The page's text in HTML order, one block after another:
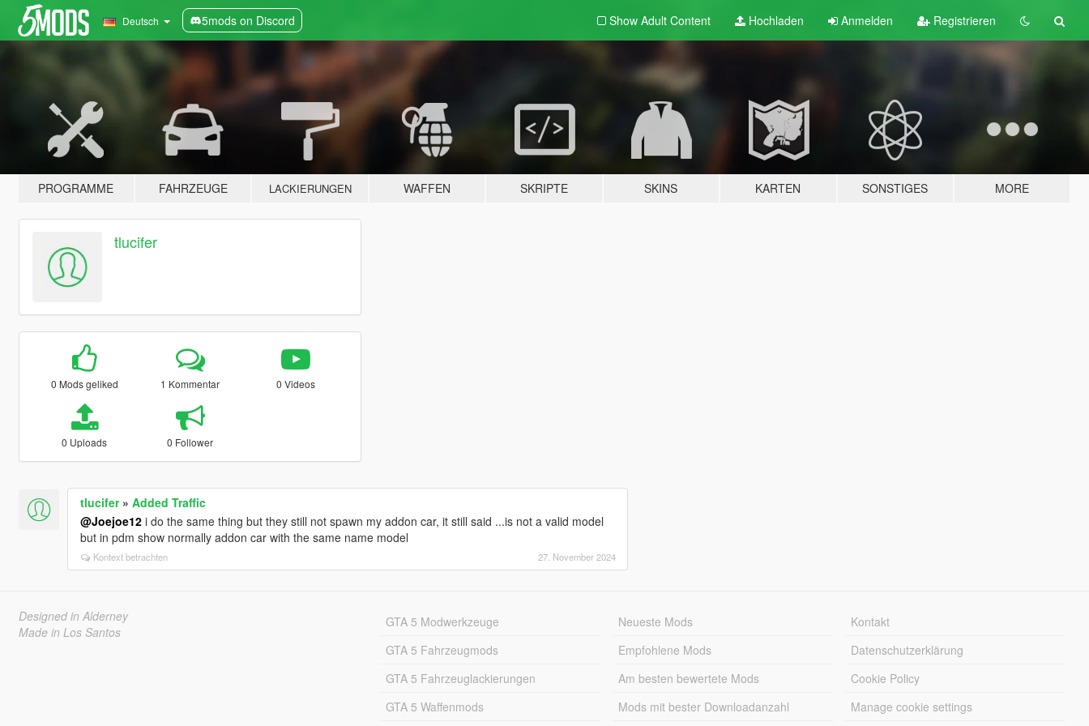
Deutsch 5mods on Discord Show Adult Content Hochladen Anmelden Registrieren
PROGRAMME FAHRZEUGE LACKIERUNGEN WAFFEN SKRIPTE SKINS KARTEN SONSTIGES MORE
tlucifer
0 Mods geliked 1 Kommentar 0 Videos
0 Uploads 0 Follower
tlucifer» Added Traffic
@Joejoe12i do the same thing but they still not spawn my addon car, it still said ...is not a valid model
but in pdm show normally addon car with the same name model
Kontext betrachten 27. November 2024
Designed in Alderney
Made in Los Santos
GTA 5 Modwerkzeuge
GTA 5 Fahrzeugmods
GTA 5 Fahrzeuglackierungen
GTA 5 Waffenmods
Neueste Mods
Empfohlene Mods
Am besten bewertete Mods
Mods mit bester Downloadanzahl
Kontakt
Datenschutzerklärung
Cookie Policy
Manage cookie settings